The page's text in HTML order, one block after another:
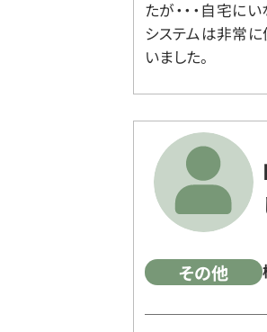
たが・・・自宅に
システムは非常に
いました。
その他